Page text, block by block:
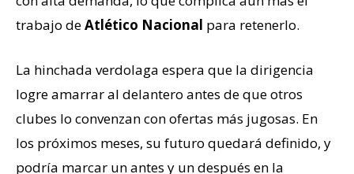
trabajo deAtlético Nacional para retenerlo.
La hinchada verdolaga espera que la dirigencia
logre amarrar al delantero antes de que otros
clubes lo convenzan con ofertas más jugosas. En
los próximos meses, su futuro quedará definido, y
podría marcar un antes y un después en la